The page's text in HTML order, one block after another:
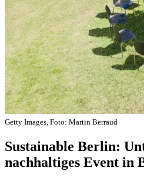
Getty Images, Foto: Martin Berraud
Sustainable Berlin:
nachhaltiges Event in